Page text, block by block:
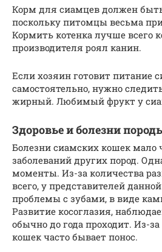
Корм для сиамцев должен
поскольку питомцы весьма
Кормить котенка лучше всего
производителя роял канин.
Если хозяин готовит питание
самостоятельно, нужно
жирный. Любимый фрукт у
Здоровье и болезни
Болезни сиамских кошек мало
заболеваний других пород.
моменты. Из-за количества
всего, у представителей
проблемы с зубами, в виде
Развитие косоглазия,
обычно до года проходит. Из-
кошек часто бывает понос.